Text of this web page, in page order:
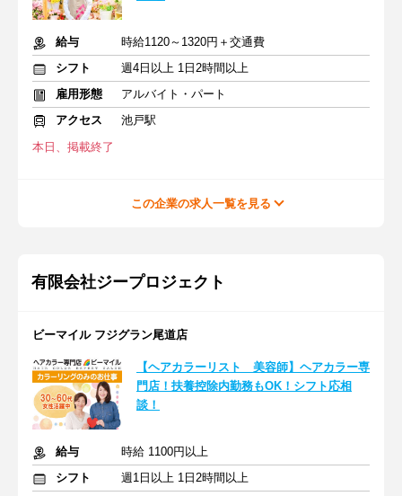
給与
時給1120～1320円＋交通費
シフト
週4日以上 1日2時間以上
雇用形態
アルバイト・パート
アクセス
池戸駅
本日、掲載終了
この企業の求人一覧を見る
有限会社ジープロジェクト
ビーマイル フジグラン尾道店
【ヘアカラーリスト 美容師】ヘアカラー専
門店！扶養控除内勤務もOK！シフト応相
談！
給与
時給 1100円以上
シフト
週1日以上 1日2時間以上